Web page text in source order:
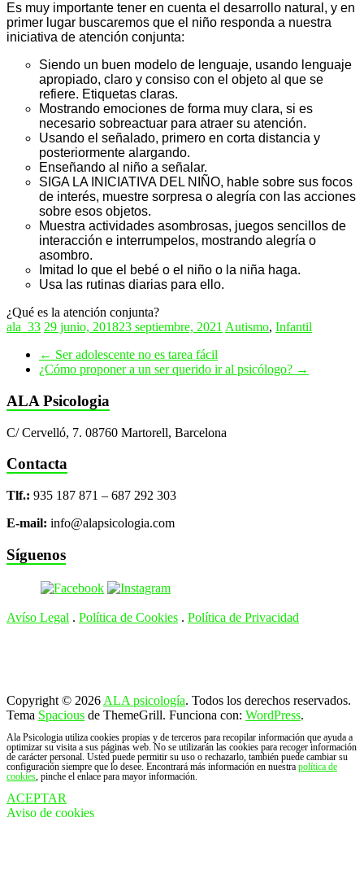
Es muy importante tener en cuenta el desarrollo natural, y en
primer lugar buscaremos que el niño responda a nuestra
iniciativa de atención conjunta:
Siendo un buen modelo de lenguaje, usando lenguaje
apropiado, claro y consiso con el objeto al que se
refiere. Etiquetas claras.
Mostrando emociones de forma muy clara, si es
necesario sobreactuar para atraer su atención.
Usando el señalado, primero en corta distancia y
posteriormente alargando.
Enseñando al niño a señalar.
SIGA LA INICIATIVA DEL NIÑO, hable sobre sus focos
de interés, muestre sorpresa o alegría con las acciones
sobre esos objetos.
Muestra actividades asombrosas, juegos sencillos de
interacción e interrumpelos, mostrando alegría o
asombro.
Imitad lo que el bebé o el niño o la niña haga.
Usa las rutinas diarias para ello.
¿Qué es la atención conjunta?
ala_33 29 junio, 201823 septiembre, 2021 Autismo, Infantil
← Ser adolescente no es tarea fácil
¿Cómo proponer a un ser querido ir al psicólogo? →
ALA Psicologia
C/ Cervelló, 7. 08760 Martorell, Barcelona
Contacta
Tlf.: 935 187 871 – 687 292 303
E-mail: info@alapsicologia.com
Síguenos
Avíso Legal . Política de Cookies . Política de Privacidad
Copyright © 2026 ALA psicología. Todos los derechos reservados.
Tema Spacious de ThemeGrill. Funciona con: WordPress.
Ala Psicologia utiliza cookies propias y de terceros para recopilar información que ayuda a
optimizar su visita a sus páginas web. No se utilizarán las cookies para recoger información
de carácter personal. Usted puede permitir su uso o rechazarlo, también puede cambiar su
configuración siempre que lo desee. Encontrará más información en nuestra política de
cookies , pinche el enlace para mayor información.
ACEPTAR
Aviso de cookies